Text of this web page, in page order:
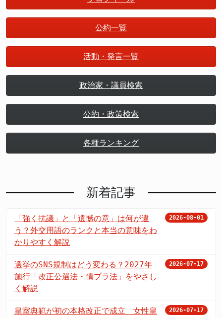
公約一覧
活動・発言一覧
政治家・議員検索
公約・政策検索
各種ランキング
新着記事
「強く抗議」と「遺憾の意」は何が違
う？外交用語のランクと本当の意味をわ
かりやすく解説
2026-08-01
選挙のSNS規制はどう変わる？2027年
施行「改正公選法・情プラ法」をやさし
く解説
2026-07-17
皇室典範が初の本格改正で成立 女性皇
2026-07-17